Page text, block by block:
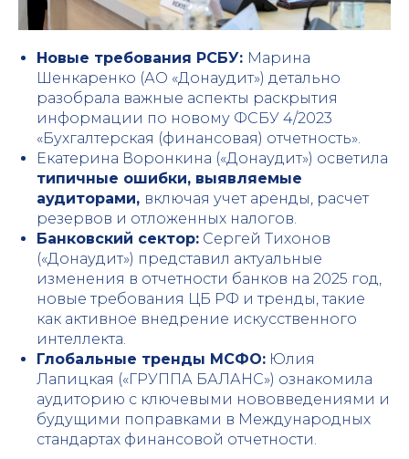
Новые требования РСБУ: Марина
Шенкаренко (АО «Донаудит») детально
разобрала важные аспекты раскрытия
информации по новому ФСБУ 4/2023
«Бухгалтерская (финансовая) отчетность».
Екатерина Воронкина («Донаудит») осветила
типичные ошибки, выявляемые
аудиторами, включая учет аренды, расчет
резервов и отложенных налогов.
Банковский сектор: Сергей Тихонов
(«Донаудит») представил актуальные
изменения в отчетности банков на 2025 год,
новые требования ЦБ РФ и тренды, такие
как активное внедрение искусственного
интеллекта.
Глобальные тренды МСФО: Юлия
Лапицкая («ГРУППА БАЛАНС») ознакомила
аудиторию с ключевыми нововведениями и
будущими поправками в Международных
стандартах финансовой отчетности.